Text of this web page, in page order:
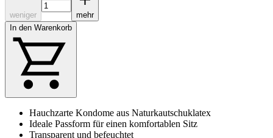
weniger
mehr
In den Warenkorb
Hauchzarte Kondome aus Naturkautschuklatex
Ideale Passform für einen komfortablen Sitz
Transparent und befeuchtet